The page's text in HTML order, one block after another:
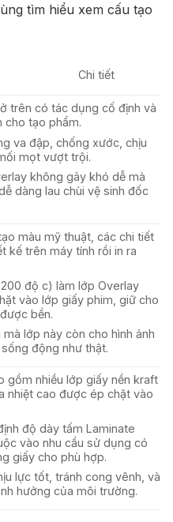
tìm hiểu xem cấu tạo
tiết
trên có tác dụng cố định và
cho tạo phẩm.
va đập, chống xước, chịu
mọt vượt trội.
không gây khó dễ mà
dàng lau chùi vệ sinh đốc
màu mỹ thuật, các chi tiết
kế trên máy tính rồi in ra
độ c) làm lớp Overlay
vào lớp giấy phim, giữ cho
bền.
lớp này còn cho hình ảnh
động như thật.
gồm nhiều lớp giấy nền kraft
nhiệt cao được ép chặt vào
độ dày tấm Laminate
vào nhu cầu sử dụng có
giấy cho phù hợp.
lực tốt, tránh cong vênh, và
hưởng của môi trường.